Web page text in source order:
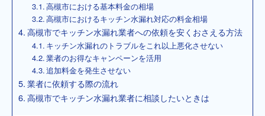
高槻市における基本料金の相場
高槻市におけるキッチン水漏れ対応の料金相場
高槻市でキッチン水漏れ業者への依頼を安くおさえる方法
キッチン水漏れのトラブルをこれ以上悪化させない
業者のお得なキャンペーンを活用
追加料金を発生させない
業者に依頼する際の流れ
高槻市でキッチン水漏れ業者に相談したいときは